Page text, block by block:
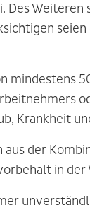
mindestens
Krankheit
der
in der